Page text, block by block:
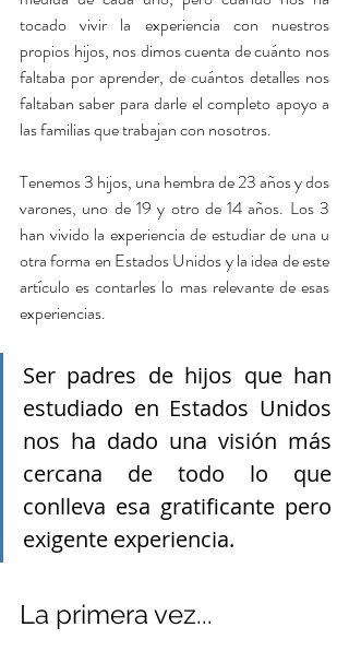
tocado vivir la experiencia con nuestros
propios hijos, nos dimos cuenta de cuánto nos
faltaba por aprender, de cuántos detalles nos
faltaban saber para darle el completo apoyo a
las familias que trabajan con nosotros.
Tenemos 3 hijos, una hembra de 23 años y dos
varones, uno de 19 y otro de 14 años. Los 3
han vivido la experiencia de estudiar de una u
otra forma en Estados Unidos y la idea de este
artículo es contarles lo mas relevante de esas
experiencias.
Ser padres de hijos que han
estudiado en Estados Unidos
nos ha dado una visión más
cercana de todo lo que
conlleva esa gratificante pero
exigente experiencia.
La primera vez...